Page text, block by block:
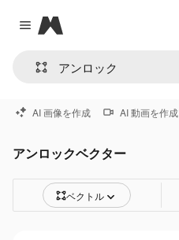
Close menu
Magnific
AI 画像を作成 AI 動画を作成
アンロックベクター
ベクトル